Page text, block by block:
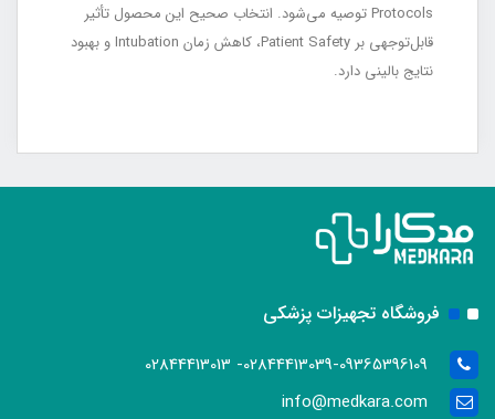
Protocols توصیه می‌شود. انتخاب صحیح این محصول تأثیر
قابل‌توجهی بر Patient Safety، کاهش زمان Intubation و بهبود
نتایج بالینی دارد.
فروشگاه تجهیزات پزشکی
02844413039-09365396109- 02844413013
info@medkara.com